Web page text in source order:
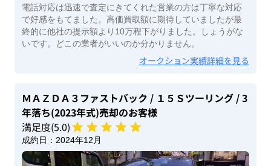
電話対応は迅速で査定にきてくれた営業の方は丁寧な対応
で好感をもてました。高価買取額に期待していましたが最
終的に他社の提示額より10万程下がりました。しょうがな
いです。どこの業者がいいのか分かりません。
オークション実績詳細を見る
ＭＡＺＤＡ３ファストバック / １５Ｓツーリング / 3
年落ち(2023年式)売却のお客様
満足度(5.0)
成約日： 2024年12月